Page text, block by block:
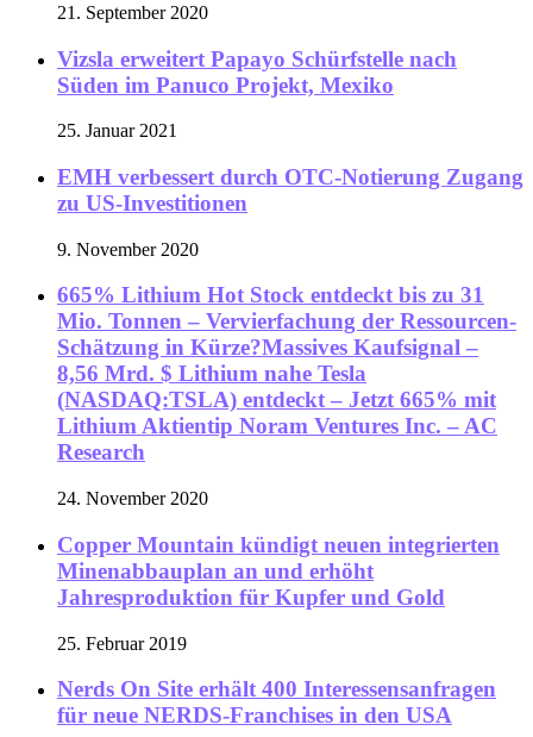
21. September 2020
Vizsla erweitert Papayo Schürfstelle nach
Süden im Panuco Projekt, Mexiko
25. Januar 2021
EMH verbessert durch OTC-Notierung Zugang
zu US-Investitionen
9. November 2020
665% Lithium Hot Stock entdeckt bis zu 31
Mio. Tonnen – Vervierfachung der Ressourcen-
Schätzung in Kürze?Massives Kaufsignal –
8,56 Mrd. $ Lithium nahe Tesla
(NASDAQ:TSLA) entdeckt – Jetzt 665% mit
Lithium Aktientip Noram Ventures Inc. – AC
Research
24. November 2020
Copper Mountain kündigt neuen integrierten
Minenabbauplan an und erhöht
Jahresproduktion für Kupfer und Gold
25. Februar 2019
Nerds On Site erhält 400 Interessensanfragen
für neue NERDS-Franchises in den USA